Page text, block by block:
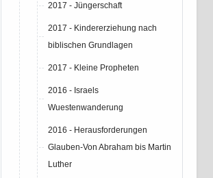
2017 - Jüngerschaft
2017 - Kindererziehung nach
biblischen Grundlagen
2017 - Kleine Propheten
2016 - Israels
Wuestenwanderung
2016 - Herausforderungen
Glauben-Von Abraham bis Martin
Luther